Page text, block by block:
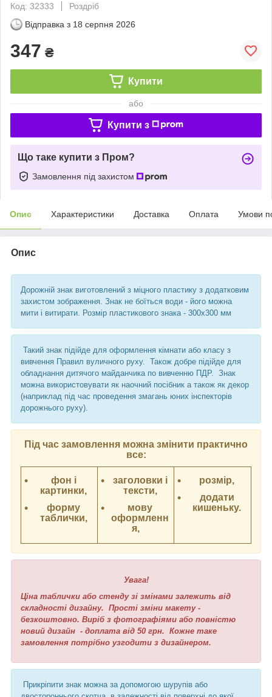
Код: 32333
Роздріб
Відправка з 18 серпня 2026
347 ₴
Купити
або
Купити з
Що таке купити з Пром?
Замовлення під захистом
Опис Характеристики Доставка Оплата Умови
Опис
Дорожній знак виготовлений з міцного пластику з додатковим
захистом зображення. Знак не боїться води - його можна
мити і витирати. Розмір пластикового знака - 300х300 мм
Такий знак підійде для оформлення кімнати або класу з
вивчення Правил вуличного руху. Також добре підійде для
обладнання дитячого майданчика по вивченню ПДР. Знак
можна використовувати як наочний посібник а також як декор
(наприклад під час проведення змагань юних інспекторів
дорожнього руху).
Під час замовлення можна змінити практично
все:
фон і
картинки,
форму
таблички,
заголовки і
тексти,
мову
оформленн
я,
розмір,
додати
кишеньку.
Увага!
Ціна таблички або стенду зі змінами залежить від
складності дизайну. Прості зміни макету -
безкоштовно. Виріб з фотографіями або повністю
новий дизайн - доплата від 50 грн. Кожне таке
замовлення потрібно узгодити з дизайнером.
Прикріпити знак можна за допомогою шурупів або